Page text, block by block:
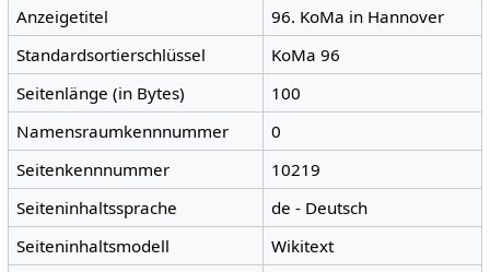
Anzeigetitel
96. KoMa in Hannover
Standardsortierschlüssel
KoMa 96
Seitenlänge (in Bytes)
100
Namensraumkennnummer
0
Seitenkennnummer
10219
Seiteninhaltssprache
de - Deutsch
Seiteninhaltsmodell
Wikitext